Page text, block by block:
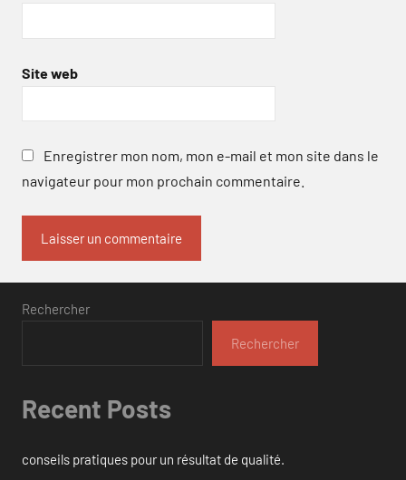
Site web
Enregistrer mon nom, mon e-mail et mon site dans le
navigateur pour mon prochain commentaire.
Rechercher
Rechercher
Recent Posts
conseils pratiques pour un résultat de qualité.